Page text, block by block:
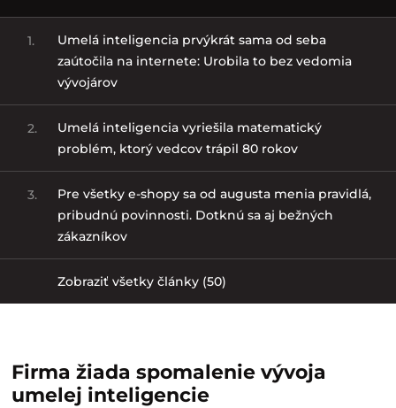
1.
Umelá inteligencia prvýkrát sama od seba
zaútočila na internete: Urobila to bez vedomia
vývojárov
2.
Umelá inteligencia vyriešila matematický
problém, ktorý vedcov trápil 80 rokov
3.
Pre všetky e-shopy sa od augusta menia pravidlá,
pribudnú povinnosti. Dotknú sa aj bežných
zákazníkov
Zobraziť všetky články (50)
Firma žiada spomalenie vývoja
umelej inteligencie